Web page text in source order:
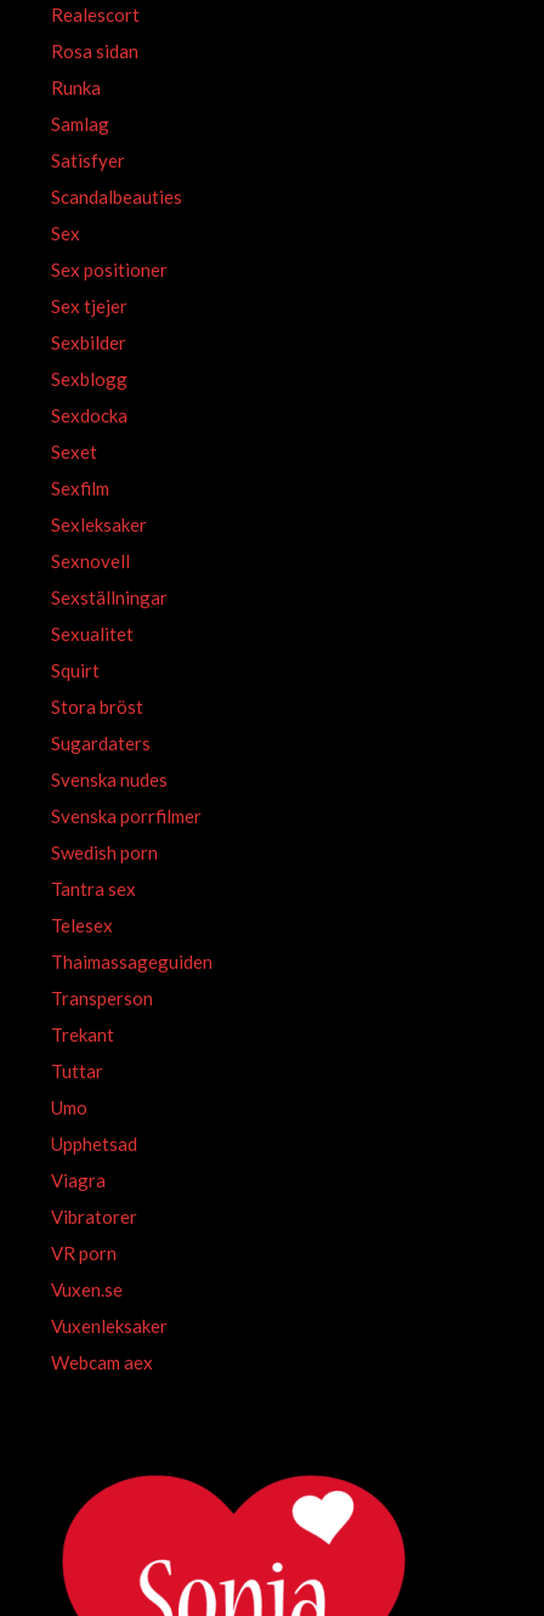
Realescort
Rosa sidan
Runka
Samlag
Satisfyer
Scandalbeauties
Sex
Sex positioner
Sex tjejer
Sexbilder
Sexblogg
Sexdocka
Sexet
Sexfilm
Sexleksaker
Sexnovell
Sexställningar
Sexualitet
Squirt
Stora bröst
Sugardaters
Svenska nudes
Svenska porrfilmer
Swedish porn
Tantra sex
Telesex
Thaimassageguiden
Transperson
Trekant
Tuttar
Umo
Upphetsad
Viagra
Vibratorer
VR porn
Vuxen.se
Vuxenleksaker
Webcam aex